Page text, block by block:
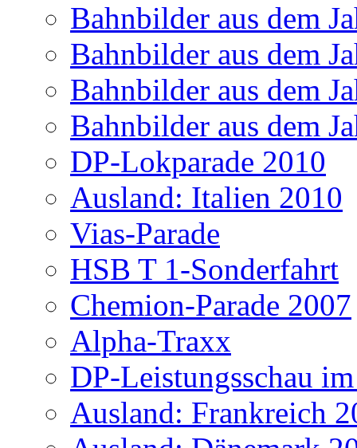
Bahnbilder aus dem
Bahnbilder aus dem
Bahnbilder aus dem
Bahnbilder aus dem
DP-Lokparade 2010
Ausland: Italien 2010
Vias-Parade
HSB T 1-Sonderfahrt
Chemion-Parade 2007
Alpha-Traxx
DP-Leistungsschau
Ausland: Frankreich